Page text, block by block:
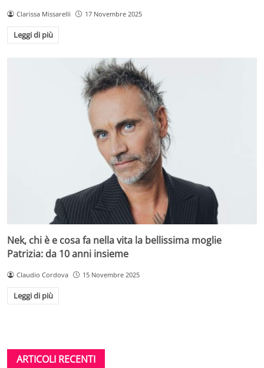
Clarissa Missarelli 17 Novembre 2025
Leggi di più
Nek, chi è e cosa fa nella vita la bellissima moglie
Patrizia: da 10 anni insieme
Claudio Cordova 15 Novembre 2025
Leggi di più
ARTICOLI RECENTI